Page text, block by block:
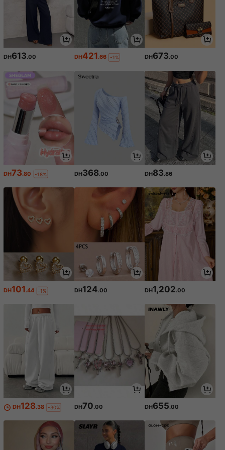
DH613.00 DH421.66 -1% DH673.00
DH73.80 -18% DH368.00 DH83.86
DH101.44 -1% DH124.00 DH1,202.00
DH128.38 -30% DH70.00 DH655.00